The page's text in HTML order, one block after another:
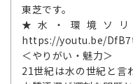
東芝です。
★水・環境ソリ
https://youtu.be/
＜やりがい・魅力＞
21世紀は水の世紀と言